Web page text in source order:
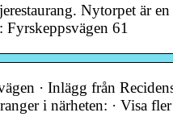
Nytorpet är
61
· Inlägg från
i närheten: · Visa